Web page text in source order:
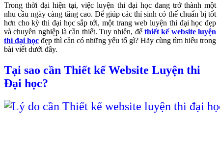
Trong thời đại hiện tại, việc luyện thi đại học đang trở thành một
nhu cầu ngày càng tăng cao. Để giúp các thí sinh có thể chuẩn bị tốt
hơn cho kỳ thi đại học sắp tới, một trang web luyện thi đại học đẹp
và chuyên nghiệp là cần thiết. Tuy nhiên, để thiết kế website luyện
thi đại học đẹp thì cần có những yếu tố gì? Hãy cùng tìm hiểu trong
bài viết dưới đây.
Tại sao cần Thiết kế Website Luyện thi
Đại học?